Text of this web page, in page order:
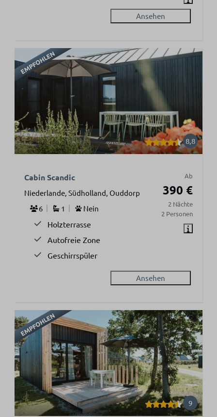
Ansehen
EMPFOHLEN
8,8
Ab
390 €
2 Nächte
2 Personen
Cabin Scandic
Niederlande, Südholland, Ouddorp
6
1 Nein
Holzterrasse
Autofreie Zone
Geschirrspüler
Ansehen
EMPFOHLEN
9